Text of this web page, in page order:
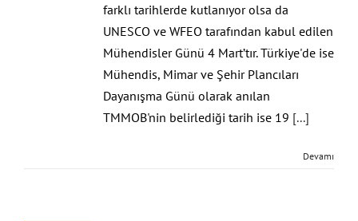
farklı tarihlerde kutlanıyor olsa da
UNESCO ve WFEO tarafından kabul edilen
Mühendisler Günü 4 Mart’tır. Türkiye'de ise
Mühendis, Mimar ve Şehir Plancıları
Dayanışma Günü olarak anılan
TMMOB'nin belirlediği tarih ise 19 [...]
Devamı